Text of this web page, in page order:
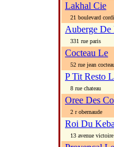
Lakhal Cie
21 boulevard
Auberge De
331 rue paris
Cocteau Le
52 rue jean
P Tit Resto
8 rue chateau
Oree Des
2 r obernaude
Roi Du
13 avenue victoire